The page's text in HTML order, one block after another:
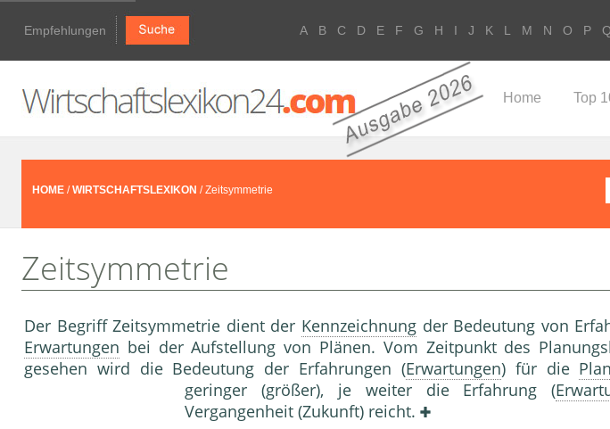
Empfehlungen A B C D E F G H I J K L M N O P Q
Home Top
HOME /WIRTSCHAFTSLEXIKON / Zeitsymmetrie
Zeitsymmetrie
Der Begriff Zeitsymmetrie dient der Kennzeichnung der Bedeutung von
Erwartungen bei der Aufstellung von Plänen. Vom Zeitpunkt des
gesehen wird die Bedeutung der Erfahrungen (Erwartungen) für die
geringer (größer), je weiter die Erfahrung (
Vergangenheit (Zukunft) reicht.